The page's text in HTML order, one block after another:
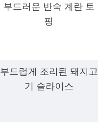
부드러운 반숙 계란 토
핑
부드럽게 조리된 돼지고
기 슬라이스